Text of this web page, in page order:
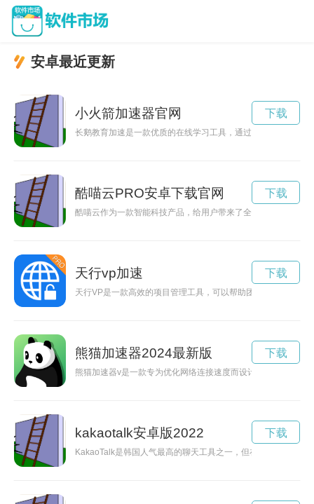
安卓最近更新
小火箭加速器官网
长鹅教育加速是一款优质的在线学习工具，通过官网下载可以
下载
酷喵云PRO安卓下载官网
酷喵云作为一款智能科技产品，给用户带来了全新的体验。它
下载
天行vp加速
天行VP是一款高效的项目管理工具，可以帮助团队更好地协作
下载
熊猫加速器2024最新版
熊猫加速器v是一款专为优化网络连接速度而设计的加速工具，
下载
kakaotalk安卓版2022
KakaoTalk是韩国人气最高的聊天工具之一，但在网络不稳定
下载